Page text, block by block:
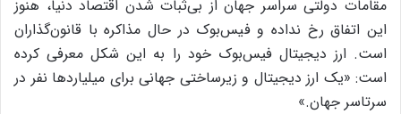
مقامات دولتی سراسر جهان از بی‌ثبات شدن اقتصاد دنیا، هنوز
این اتفاق رخ نداده و فیس‌بوک در حال مذاکره با قانون‌گذاران
است. ارز دیجیتال فیس‌بوک خود را به این شکل معرفی کرده
است: «یک ارز دیجیتال و زیرساختی جهانی برای میلیاردها نفر در
سرتاسر جهان.»